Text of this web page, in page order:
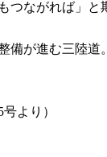
つながれば」と
備が進む三陸
より）